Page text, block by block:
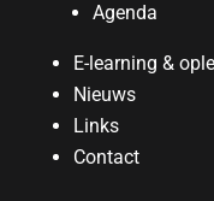
Agenda
E-learning &
Nieuws
Links
Contact